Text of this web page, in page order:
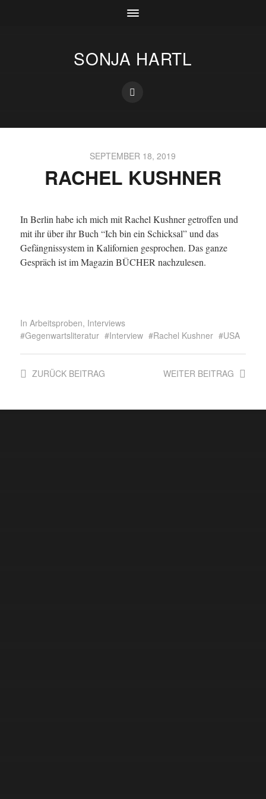
SONJA HARTL
SEPTEMBER 18, 2019
RACHEL KUSHNER
In Berlin habe ich mich mit Rachel Kushner getroffen und
mit ihr über ihr Buch “Ich bin ein Schicksal” und das
Gefängnissystem in Kalifornien gesprochen. Das ganze
Gespräch ist im Magazin BÜCHER nachzulesen.
In Arbeitsproben, Interviews
Gegenwartsliteratur
Interview Rachel Kushner USA
WEITER BEITRAG
ZURÜCKBEITRAG